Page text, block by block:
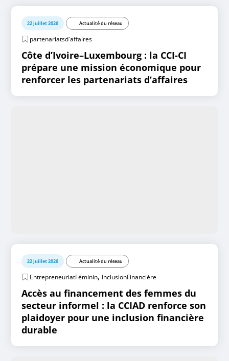
22 juillet 2026 Actualité du réseau
partenariatsd'affaires
Côte d’Ivoire–Luxembourg : la CCI-CI
prépare une mission économique pour
renforcer les partenariats d’affaires
22 juillet 2026 Actualité du réseau
EntrepreneuriatFéminin, InclusionFinancière
Accès au financement des femmes du
secteur informel : la CCIAD renforce son
plaidoyer pour une inclusion financière
durable